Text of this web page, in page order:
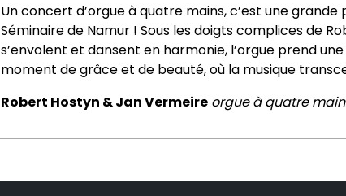
Un concert d’orgue à quatre mains, c’est une
Séminaire de Namur ! Sous les doigts complices de
s’envolent et dansent en harmonie, l’orgue prend
moment de grâce et de beauté, où la musique
Robert Hostyn &Jan Vermeire orgue à quatre